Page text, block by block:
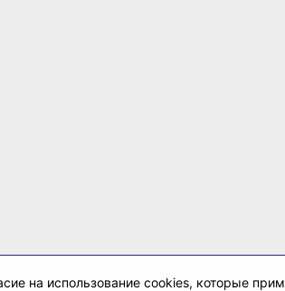
на использование cookies, которые